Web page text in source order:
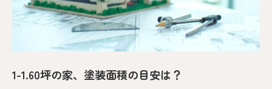
1-1.60坪の家、塗装面積の目安は？